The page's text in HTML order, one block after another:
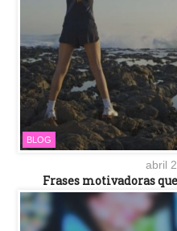
BLOG
abril
Frases motivadoras